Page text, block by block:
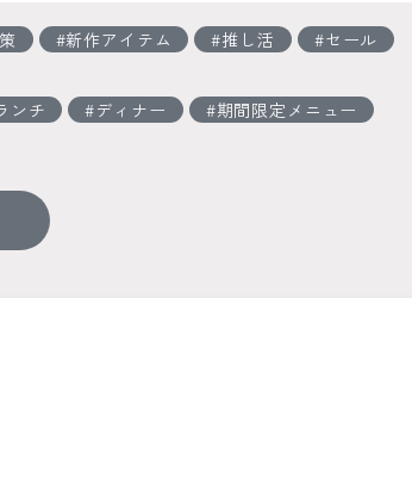
新作アイテム 推し活
セール
ンチ ディナー
期間限定メニュー